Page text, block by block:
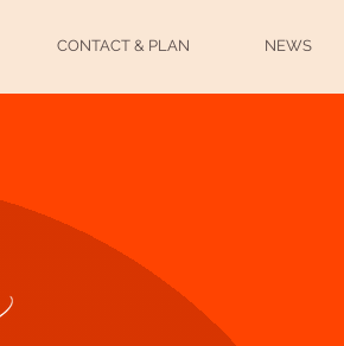
CONTACT & PLAN NEWS